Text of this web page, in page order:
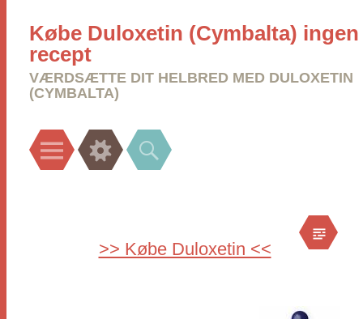
Købe Duloxetin (Cymbalta) ingen
recept
VÆRDSÆTTE DIT HELBRED MED DULOXETIN
(CYMBALTA)
Menu Widgets Search
>> Købe Duloxetin <<